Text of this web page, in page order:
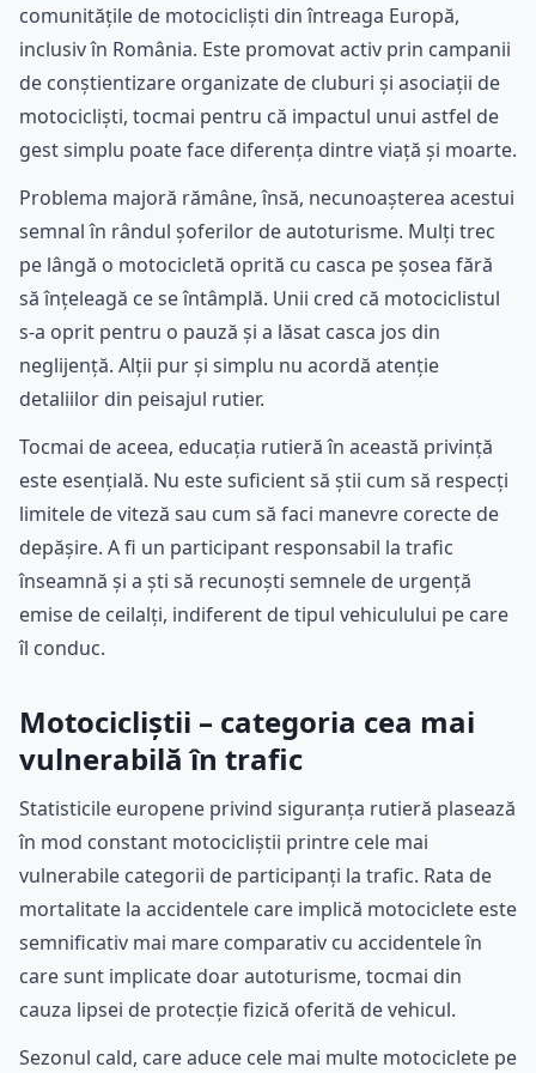
comunitățile de motocicliști din întreaga Europă,
inclusiv în România. Este promovat activ prin campanii
de conștientizare organizate de cluburi și asociații de
motocicliști, tocmai pentru că impactul unui astfel de
gest simplu poate face diferența dintre viață și moarte.
Problema majoră rămâne, însă, necunoașterea acestui
semnal în rândul șoferilor de autoturisme. Mulți trec
pe lângă o motocicletă oprită cu casca pe șosea fără
să înțeleagă ce se întâmplă. Unii cred că motociclistul
s-a oprit pentru o pauză și a lăsat casca jos din
neglijență. Alții pur și simplu nu acordă atenție
detaliilor din peisajul rutier.
Tocmai de aceea, educația rutieră în această privință
este esențială. Nu este suficient să știi cum să respecți
limitele de viteză sau cum să faci manevre corecte de
depășire. A fi un participant responsabil la trafic
înseamnă și a ști să recunoști semnele de urgență
emise de ceilalți, indiferent de tipul vehiculului pe care
îl conduc.
Motocicliștii – categoria cea mai
vulnerabilă în trafic
Statisticile europene privind siguranța rutieră plasează
în mod constant motocicliștii printre cele mai
vulnerabile categorii de participanți la trafic. Rata de
mortalitate la accidentele care implică motociclete este
semnificativ mai mare comparativ cu accidentele în
care sunt implicate doar autoturisme, tocmai din
cauza lipsei de protecție fizică oferită de vehicul.
Sezonul cald, care aduce cele mai multe motociclete pe